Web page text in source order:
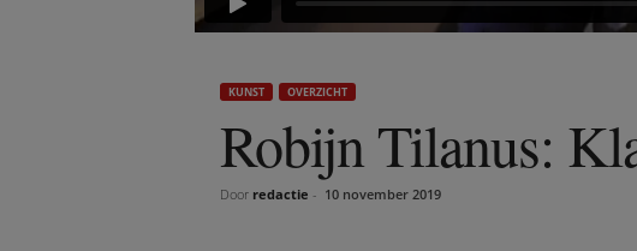
KUNST OVERZICHT
Robijn Tilanus:
Door redactie - 10 november 2019